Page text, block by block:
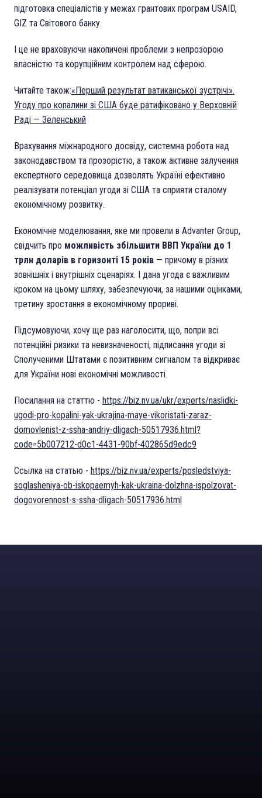
підготовка спеціалістів у межах грантових програм USAID,
GIZ та Світового банку.
І це не враховуючи накопичені проблеми з непрозорою
власністю та корупційним контролем над сферою.
Читайте також:«Перший результат ватиканської зустрічі».
Угоду про копалини зі США буде ратифіковано у Верховній
Раді — Зеленський
Врахування міжнародного досвіду, системна робота над
законодавством та прозорістю, а також активне залучення
експертного середовища дозволять Україні ефективно
реалізувати потенціал угоди зі США та сприяти сталому
економічному розвитку.
Економічне моделювання, яке ми провели в Advanter Group,
свідчить про можливість збільшити ВВП України до 1
трлн доларів в горизонті 15 років — причому в різних
зовнішніх і внутрішніх сценаріях. І дана угода є важливим
кроком на цьому шляху, забезпечуючи, за нашими оцінками,
третину зростання в економічному прориві.
Підсумовуючи, хочу ще раз наголосити, що, попри всі
потенційні ризики та невизначеності, підписання угоди зі
Сполученими Штатами є позитивним сигналом та відкриває
для України нові економічні можливості.
Посилання на статтю - https://biz.nv.ua/ukr/experts/naslidki-
ugodi-pro-kopalini-yak-ukrajina-maye-vikoristati-zaraz-
domovlenist-z-ssha-andriy-dligach-50517936.html?
code=5b007212-d0c1-4431-90bf-402865d9edc9
Ссылка на статью - https://biz.nv.ua/experts/posledstviya-
soglasheniya-ob-iskopaemyh-kak-ukraina-dolzhna-ispolzovat-
dogovorennost-s-ssha-dligach-50517936.html